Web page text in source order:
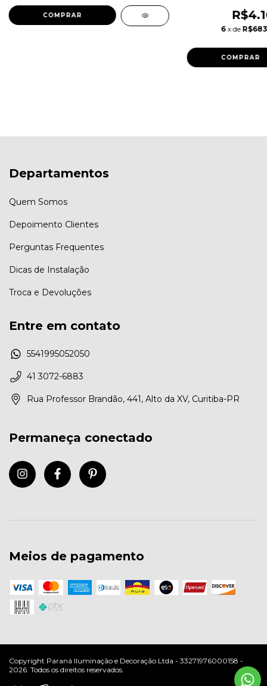
6 x de
COMPRAR
Departamentos
Quem Somos
Depoimento Clientes
Perguntas Frequentes
Dicas de Instalação
Troca e Devoluções
Entre em contato
5541995052050
41 3072-6883
Rua Professor Brandão, 441, Alto da XV, Curitiba-PR
Permaneça conectado
Meios de pagamento
Copyright Paraná Iluminação e Decoração Ltda - 33271976000158 -
2026. Todos os direitos reservados.